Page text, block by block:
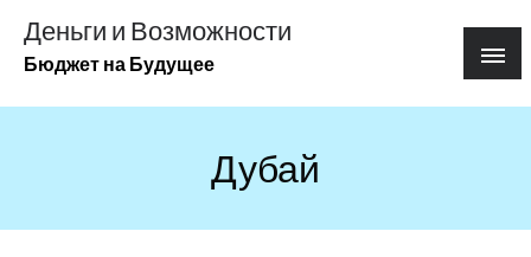
содержимому
Деньги и Возможности
Бюджет на Будущее
Дубай